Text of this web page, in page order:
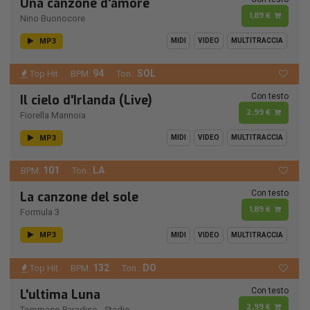
Una canzone d'amore
Nino Buonocore 1,89 €
MP3 MIDI VIDEO MULTITRACCIA
Top Hit BPM: 94 Ton.: SOL
Il cielo d'Irlanda (Live)
Fiorella Mannoia
Con testo
2,99 €
MP3 MIDI VIDEO MULTITRACCIA
BPM: 101 Ton.: LA
La canzone del sole
Formula 3
Con testo
1,89 €
MP3 MIDI VIDEO MULTITRACCIA
Top Hit BPM: 132 Ton.: DO
L'ultima Luna Con testo
2,99 €